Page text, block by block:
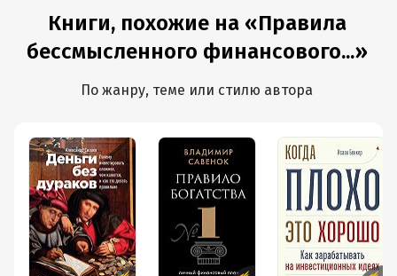
Книги, похожие на «Правила
бессмысленного финансового...»
По жанру, теме или стилю автора